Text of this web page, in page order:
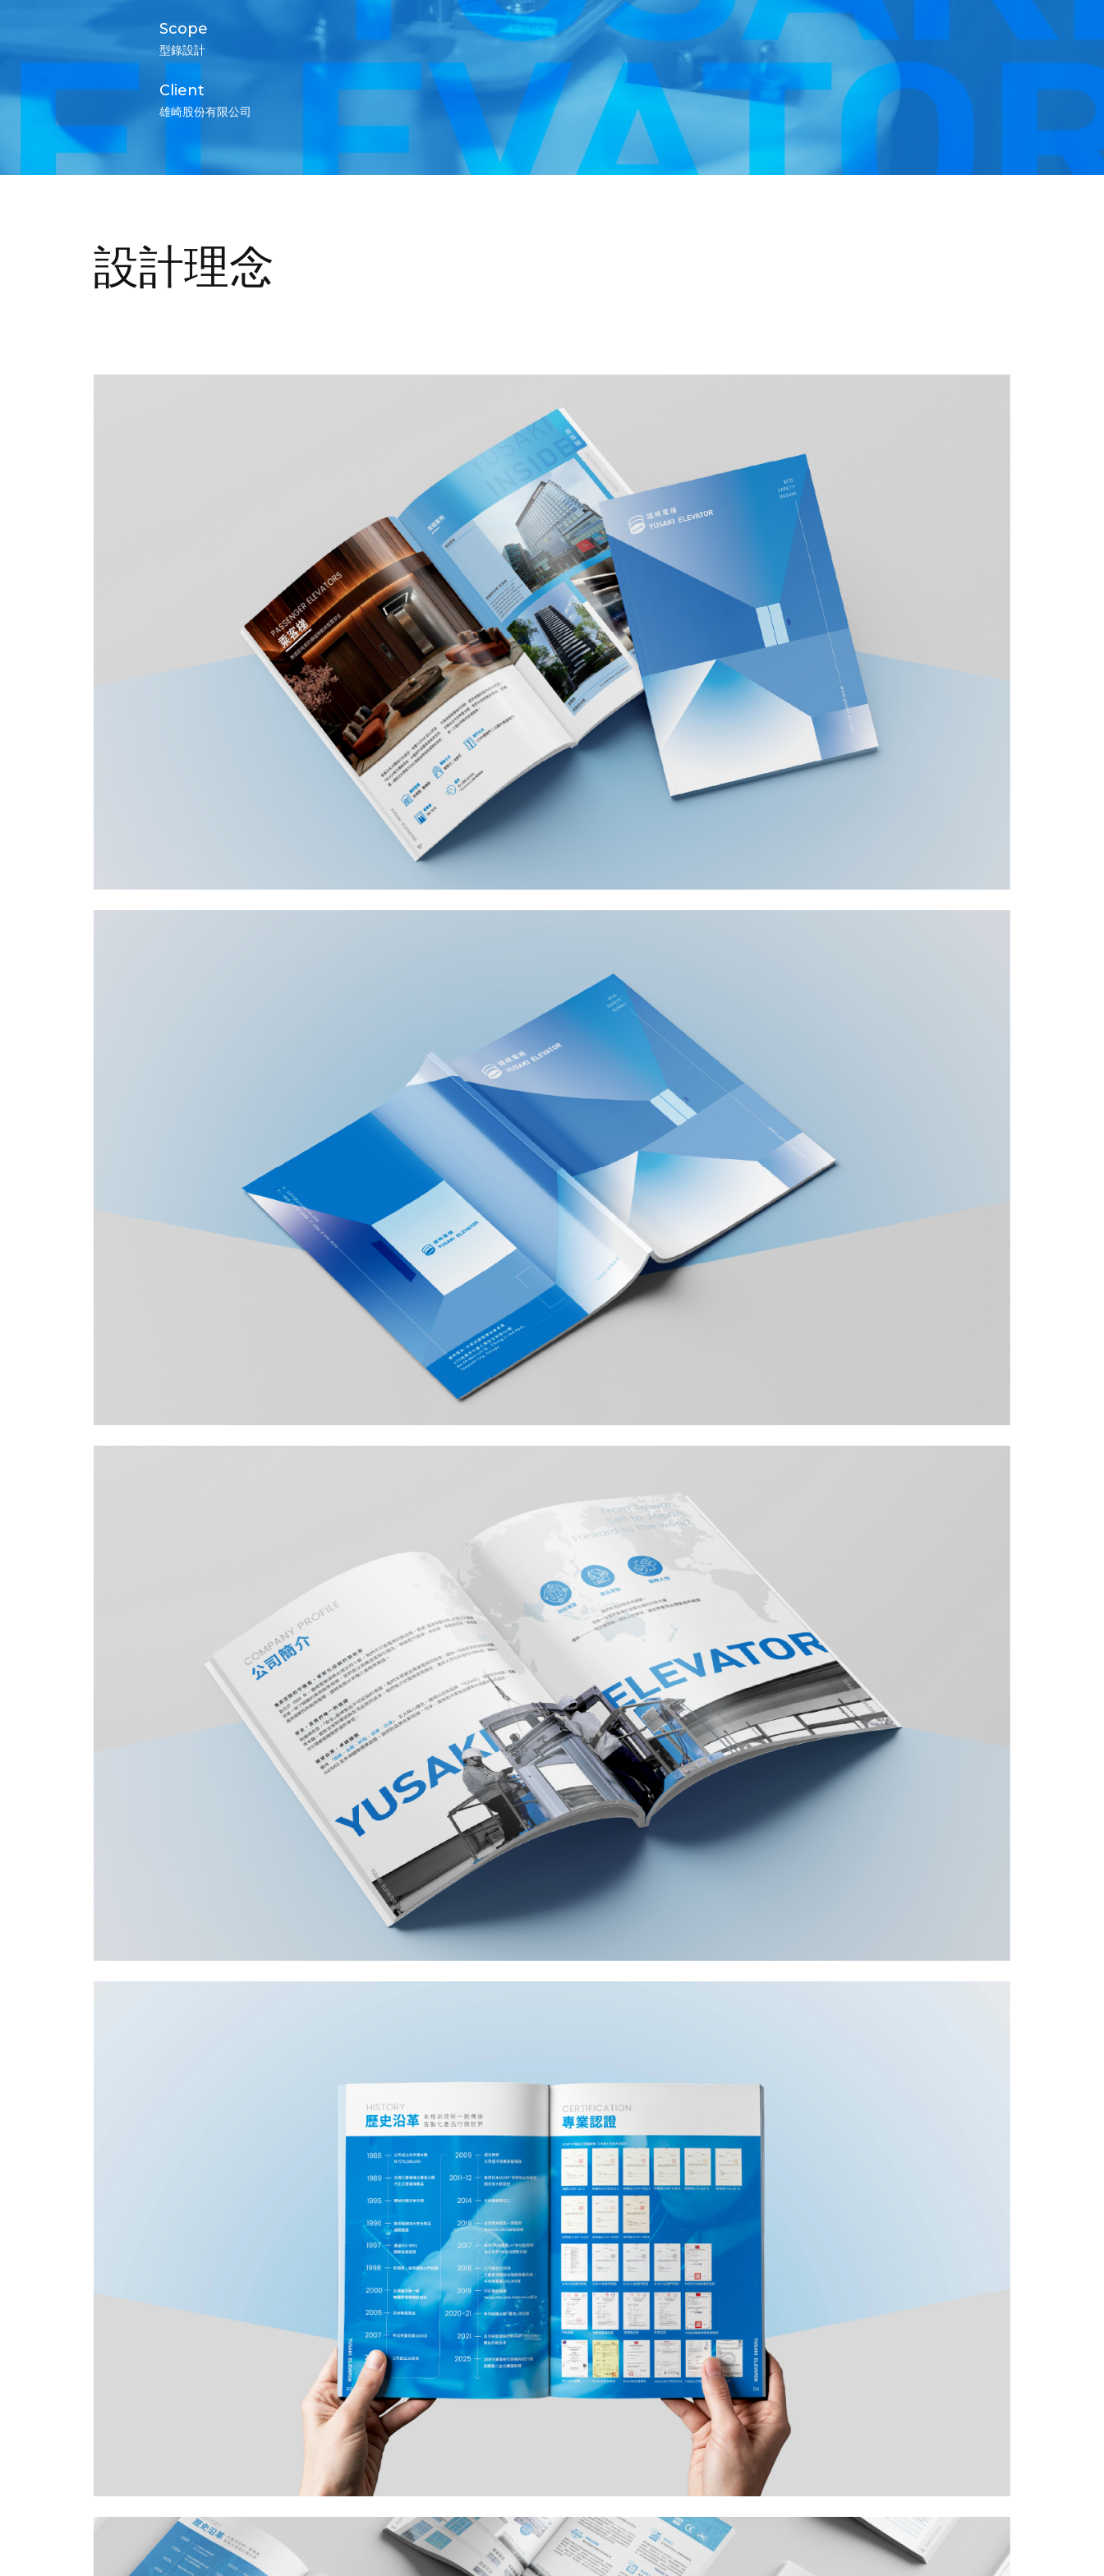
Scope
型錄設計
Client
雄崎股份有限公司
設計理念